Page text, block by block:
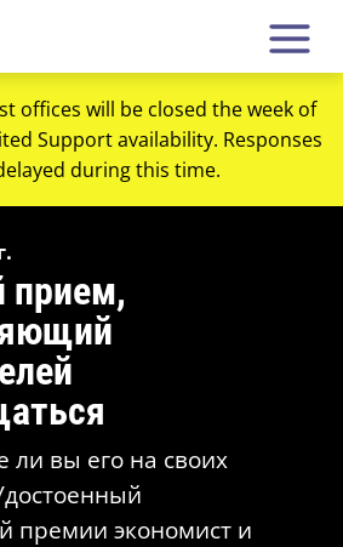
offices will be closed the week of
Support availability. Responses
during this time.
прием,
ли вы его на своих
премии экономист и